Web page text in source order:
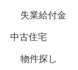
失業給付金
中古住宅
物件探し